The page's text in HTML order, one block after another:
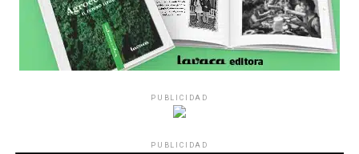
PUBLICIDAD
PUBLICIDAD